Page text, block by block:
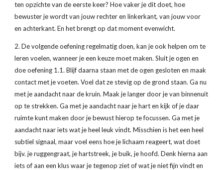
ten opzichte van de eerste keer? Hoe vaker je dit doet, hoe
bewuster je wordt van jouw rechter en linkerkant, van jouw voor
en achterkant. En het brengt op dat moment evenwicht.
2. De volgende oefening regelmatig doen, kan je ook helpen om te
leren voelen, wanneer je een keuze moet maken. Sluit je ogen en
doe oefening 1.1. Blijf daarna staan met de ogen gesloten en maak
contact met je voeten. Voel dat ze stevig op de grond staan. Ga nu
met je aandacht naar de kruin. Maak je langer door je van binnenuit
op te strekken. Ga met je aandacht naar je hart en kijk of je daar
ruimte kunt maken door je bewust hierop te focussen. Ga met je
aandacht naar iets wat je heel leuk vindt. Misschien is het een heel
subtiel signaal, maar voel eens hoe je lichaam reageert, wat doet
bijv. je ruggengraat, je hartstreek, je buik, je hoofd. Denk hierna aan
iets of aan een klus waar je tegenop ziet of wat je niet fijn vindt en